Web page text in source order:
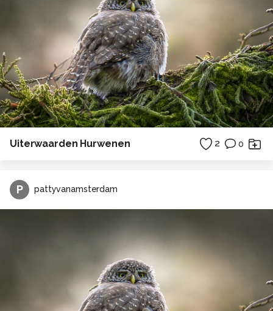
Uiterwaarden Hurwenen 2 0
P pattyvanamsterdam